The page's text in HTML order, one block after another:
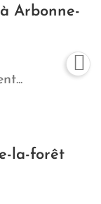
Arbonne-
la-forêt